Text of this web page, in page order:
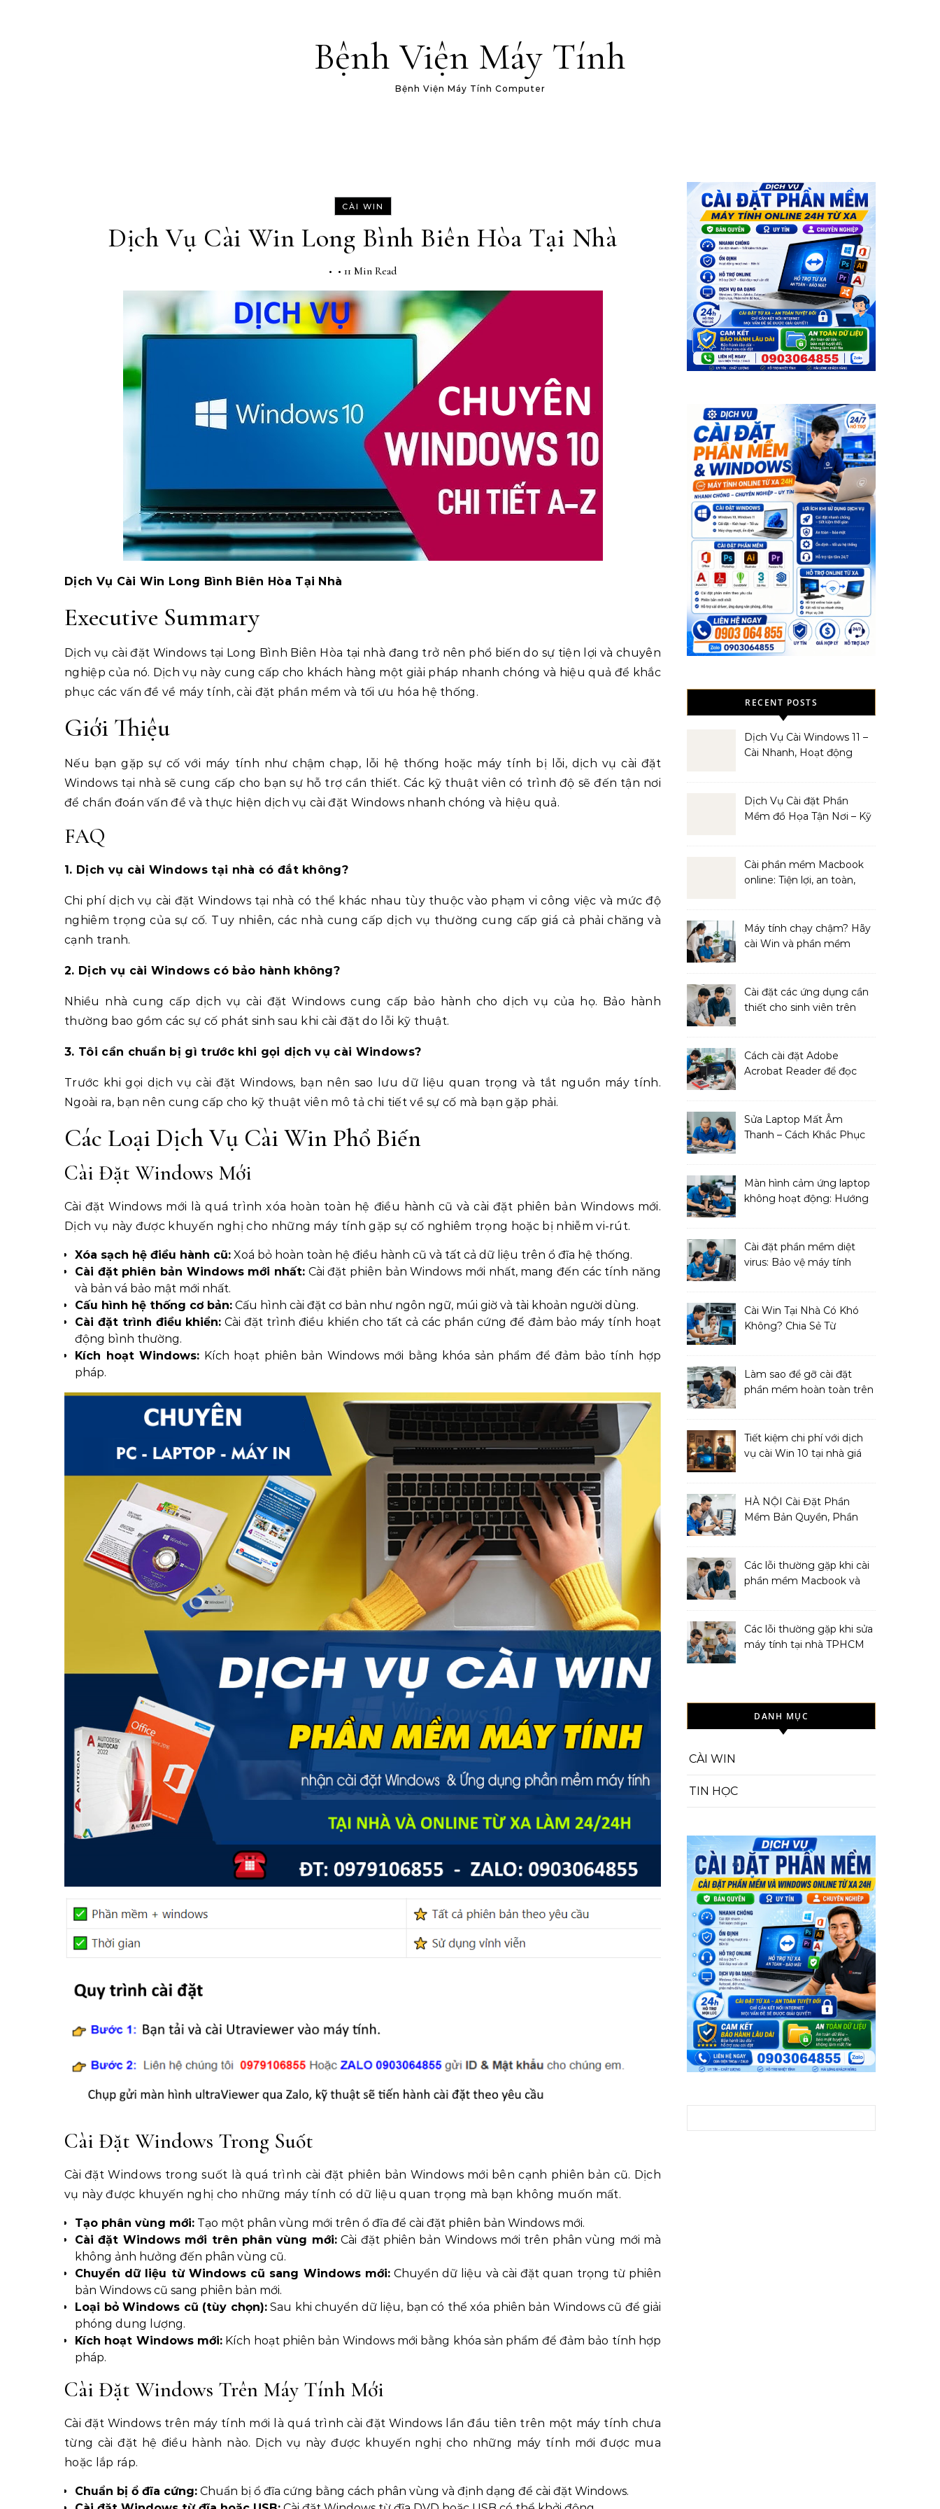
Bệnh Viện Máy Tính
Bệnh Viện Máy Tính Computer
CÀI WIN
Dịch Vụ Cài Win Long Bình Biên Hòa Tại Nhà
• • 11 Min Read
Dịch Vụ Cài Win Long Bình Biên Hòa Tại Nhà
Executive Summary
Dịch vụ cài đặt Windows tại Long Bình Biên Hòa tại nhà đang trở nên phổ biến do sự tiện lợi và chuyên
nghiệp của nó. Dịch vụ này cung cấp cho khách hàng một giải pháp nhanh chóng và hiệu quả để khắc
phục các vấn đề về máy tính, cài đặt phần mềm và tối ưu hóa hệ thống.
Giới Thiệu
Nếu bạn gặp sự cố với máy tính như chậm chạp, lỗi hệ thống hoặc máy tính bị lỗi, dịch vụ cài đặt
Windows tại nhà sẽ cung cấp cho bạn sự hỗ trợ cần thiết. Các kỹ thuật viên có trình độ sẽ đến tận nơi
để chẩn đoán vấn đề và thực hiện dịch vụ cài đặt Windows nhanh chóng và hiệu quả.
FAQ
1. Dịch vụ cài Windows tại nhà có đắt không?
Chi phí dịch vụ cài đặt Windows tại nhà có thể khác nhau tùy thuộc vào phạm vi công việc và mức độ
nghiêm trọng của sự cố. Tuy nhiên, các nhà cung cấp dịch vụ thường cung cấp giá cả phải chăng và
cạnh tranh.
2. Dịch vụ cài Windows có bảo hành không?
Nhiều nhà cung cấp dịch vụ cài đặt Windows cung cấp bảo hành cho dịch vụ của họ. Bảo hành
thường bao gồm các sự cố phát sinh sau khi cài đặt do lỗi kỹ thuật.
3. Tôi cần chuẩn bị gì trước khi gọi dịch vụ cài Windows?
Trước khi gọi dịch vụ cài đặt Windows, bạn nên sao lưu dữ liệu quan trọng và tắt nguồn máy tính.
Ngoài ra, bạn nên cung cấp cho kỹ thuật viên mô tả chi tiết về sự cố mà bạn gặp phải.
Các Loại Dịch Vụ Cài Win Phổ Biến
Cài Đặt Windows Mới
Cài đặt Windows mới là quá trình xóa hoàn toàn hệ điều hành cũ và cài đặt phiên bản Windows mới.
Dịch vụ này được khuyến nghị cho những máy tính gặp sự cố nghiêm trọng hoặc bị nhiễm vi-rút.
Xóa sạch hệ điều hành cũ: Xoá bỏ hoàn toàn hệ điều hành cũ và tất cả dữ liệu trên ổ đĩa hệ thống.
Cài đặt phiên bản Windows mới nhất: Cài đặt phiên bản Windows mới nhất, mang đến các tính năng
và bản vá bảo mật mới nhất.
Cấu hình hệ thống cơ bản: Cấu hình cài đặt cơ bản như ngôn ngữ, múi giờ và tài khoản người dùng.
Cài đặt trình điều khiển: Cài đặt trình điều khiển cho tất cả các phần cứng để đảm bảo máy tính hoạt
động bình thường.
Kích hoạt Windows: Kích hoạt phiên bản Windows mới bằng khóa sản phẩm để đảm bảo tính hợp
pháp.
Cài Đặt Windows Trong Suốt
Cài đặt Windows trong suốt là quá trình cài đặt phiên bản Windows mới bên cạnh phiên bản cũ. Dịch
vụ này được khuyến nghị cho những máy tính có dữ liệu quan trọng mà bạn không muốn mất.
Tạo phân vùng mới: Tạo một phân vùng mới trên ổ đĩa để cài đặt phiên bản Windows mới.
Cài đặt Windows mới trên phân vùng mới:Cài đặt phiên bản Windows mới trên phân vùng mới mà
không ảnh hưởng đến phân vùng cũ.
Chuyển dữ liệu từ Windows cũ sang Windows mới:Chuyển dữ liệu và cài đặt quan trọng từ phiên
bản Windows cũ sang phiên bản mới.
Loại bỏ Windows cũ (tùy chọn):Sau khi chuyển dữ liệu, bạn có thể xóa phiên bản Windows cũ để giải
phóng dung lượng.
Kích hoạt Windows mới: Kích hoạt phiên bản Windows mới bằng khóa sản phẩm để đảm bảo tính hợp
pháp.
Cài Đặt Windows Trên Máy Tính Mới
Cài đặt Windows trên máy tính mới là quá trình cài đặt Windows lần đầu tiên trên một máy tính chưa
từng cài đặt hệ điều hành nào. Dịch vụ này được khuyến nghị cho những máy tính mới được mua
hoặc lắp ráp.
Chuẩn bị ổ đĩa cứng: Chuẩn bị ổ đĩa cứng bằng cách phân vùng và định dạng để cài đặt Windows.
RECENT POSTS
Dịch Vụ Cài Windows 11 –
Cài Nhanh, Hoạt động
Dịch Vụ Cài đặt Phần
Mềm đồ Họa Tận Nơi – Kỹ
Cài phần mềm Macbook
online: Tiện lợi, an toàn,
Máy tính chạy chậm? Hãy
cài Win và phần mềm
Cài đặt các ứng dụng cần
thiết cho sinh viên trên
Cách cài đặt Adobe
Acrobat Reader để đọc
Sửa Laptop Mất Âm
Thanh – Cách Khắc Phục
Màn hình cảm ứng laptop
không hoạt động: Hướng
Cài đặt phần mềm diệt
virus: Bảo vệ máy tính
Cài Win Tại Nhà Có Khó
Không? Chia Sẻ Từ
Làm sao để gỡ cài đặt
phần mềm hoàn toàn trên
Tiết kiệm chi phí với dịch
vụ cài Win 10 tại nhà giá
HÀ NỘI Cài Đặt Phần
Mềm Bản Quyền, Phần
Các lỗi thường gặp khi cài
phần mềm Macbook và
Các lỗi thường gặp khi sửa
máy tính tại nhà TPHCM
DANH MỤC
CÀI WIN
TIN HỌC